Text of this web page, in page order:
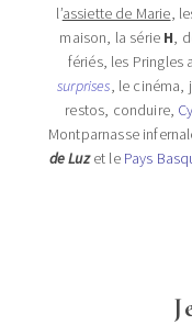
l’assiette de Marie ,
maison, la série H ,
fériés, les Pringles
surprises , le
restos, conduire,
Montparnasse
de Luzet le Pays